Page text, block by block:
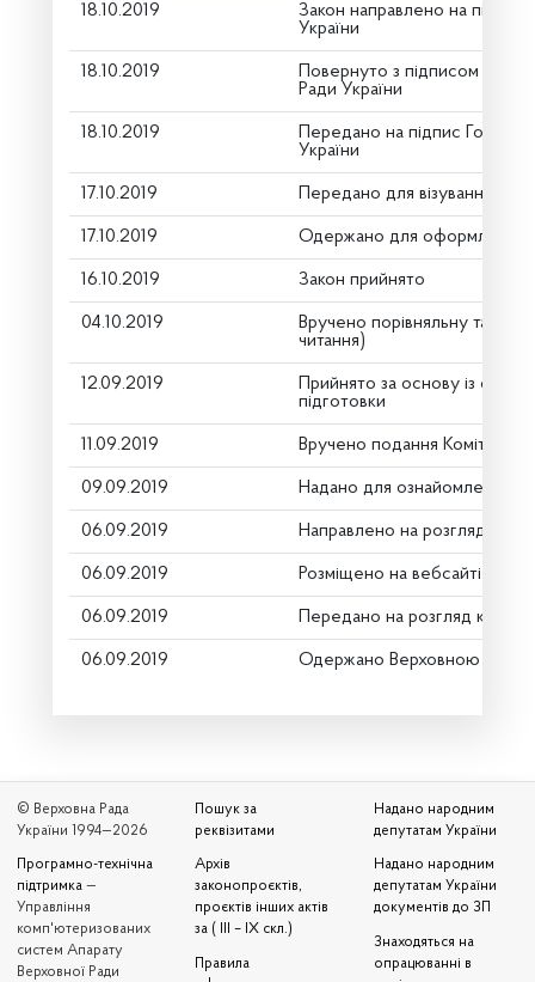
18.10.2019
Закон направлено на підпис
України
18.10.2019
Повернуто з підписом
Ради України
18.10.2019
Передано на підпис Голові
України
17.10.2019 Передано для візування в
17.10.2019 Одержано для оформлення
16.10.2019 Закон прийнято
04.10.2019
Вручено порівняльну
читання)
12.09.2019
Прийнято за основу із
підготовки
11.09.2019 Вручено подання Комітету
09.09.2019 Надано для ознайомлення
06.09.2019 Направлено на розгляд
06.09.2019 Розміщено на вебсайті
06.09.2019 Передано на розгляд
06.09.2019 Одержано Верховною Радою
© Верховна Рада
України 1994—2026
Програмно-технічна
підтримка —
Управління
комп'ютеризованих
систем Апарату
Верховної Ради
Пошук за
реквізитами
Архів
законопроєктів,
проєктів інших актів
за ( III – IX скл.)
Правила
Надано народним
депутатам України
Надано народним
депутатам України
документів до ЗП
Знаходяться на
опрацюванні в